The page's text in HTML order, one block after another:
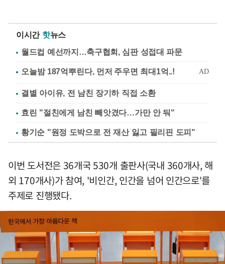
이시간 핫뉴스
월드컵 예선까지…축구협회, 심판 성접대 파문
결별 아이유, 전 남친 장기하 직접 소환
효린 "절친에게 남친 빼앗겼다…가만 안 둬"
황기순 "원정 도박으로 전 재산 잃고 필리핀 도피"
이번 도서전은 36개국 530개 출판사(국내 360개사, 해
외 170개사)가 참여, '비인간, 인간을 넘어 인간으로'를
주제로 진행됐다.